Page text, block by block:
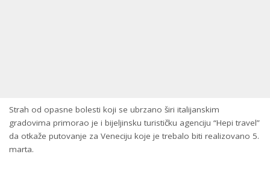
Strah od opasne bolesti koji se ubrzano širi italijanskim
gradovima primorao je i bijeljinsku turističku agenciju “Hepi travel”
da otkaže putovanje za Veneciju koje je trebalo biti realizovano 5.
marta.